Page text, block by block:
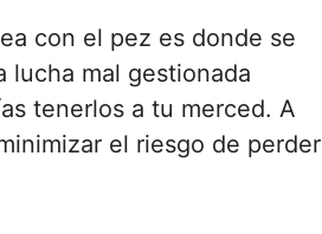
lucha mal gestionada
tenerlos a tu merced. A
el riesgo de perder